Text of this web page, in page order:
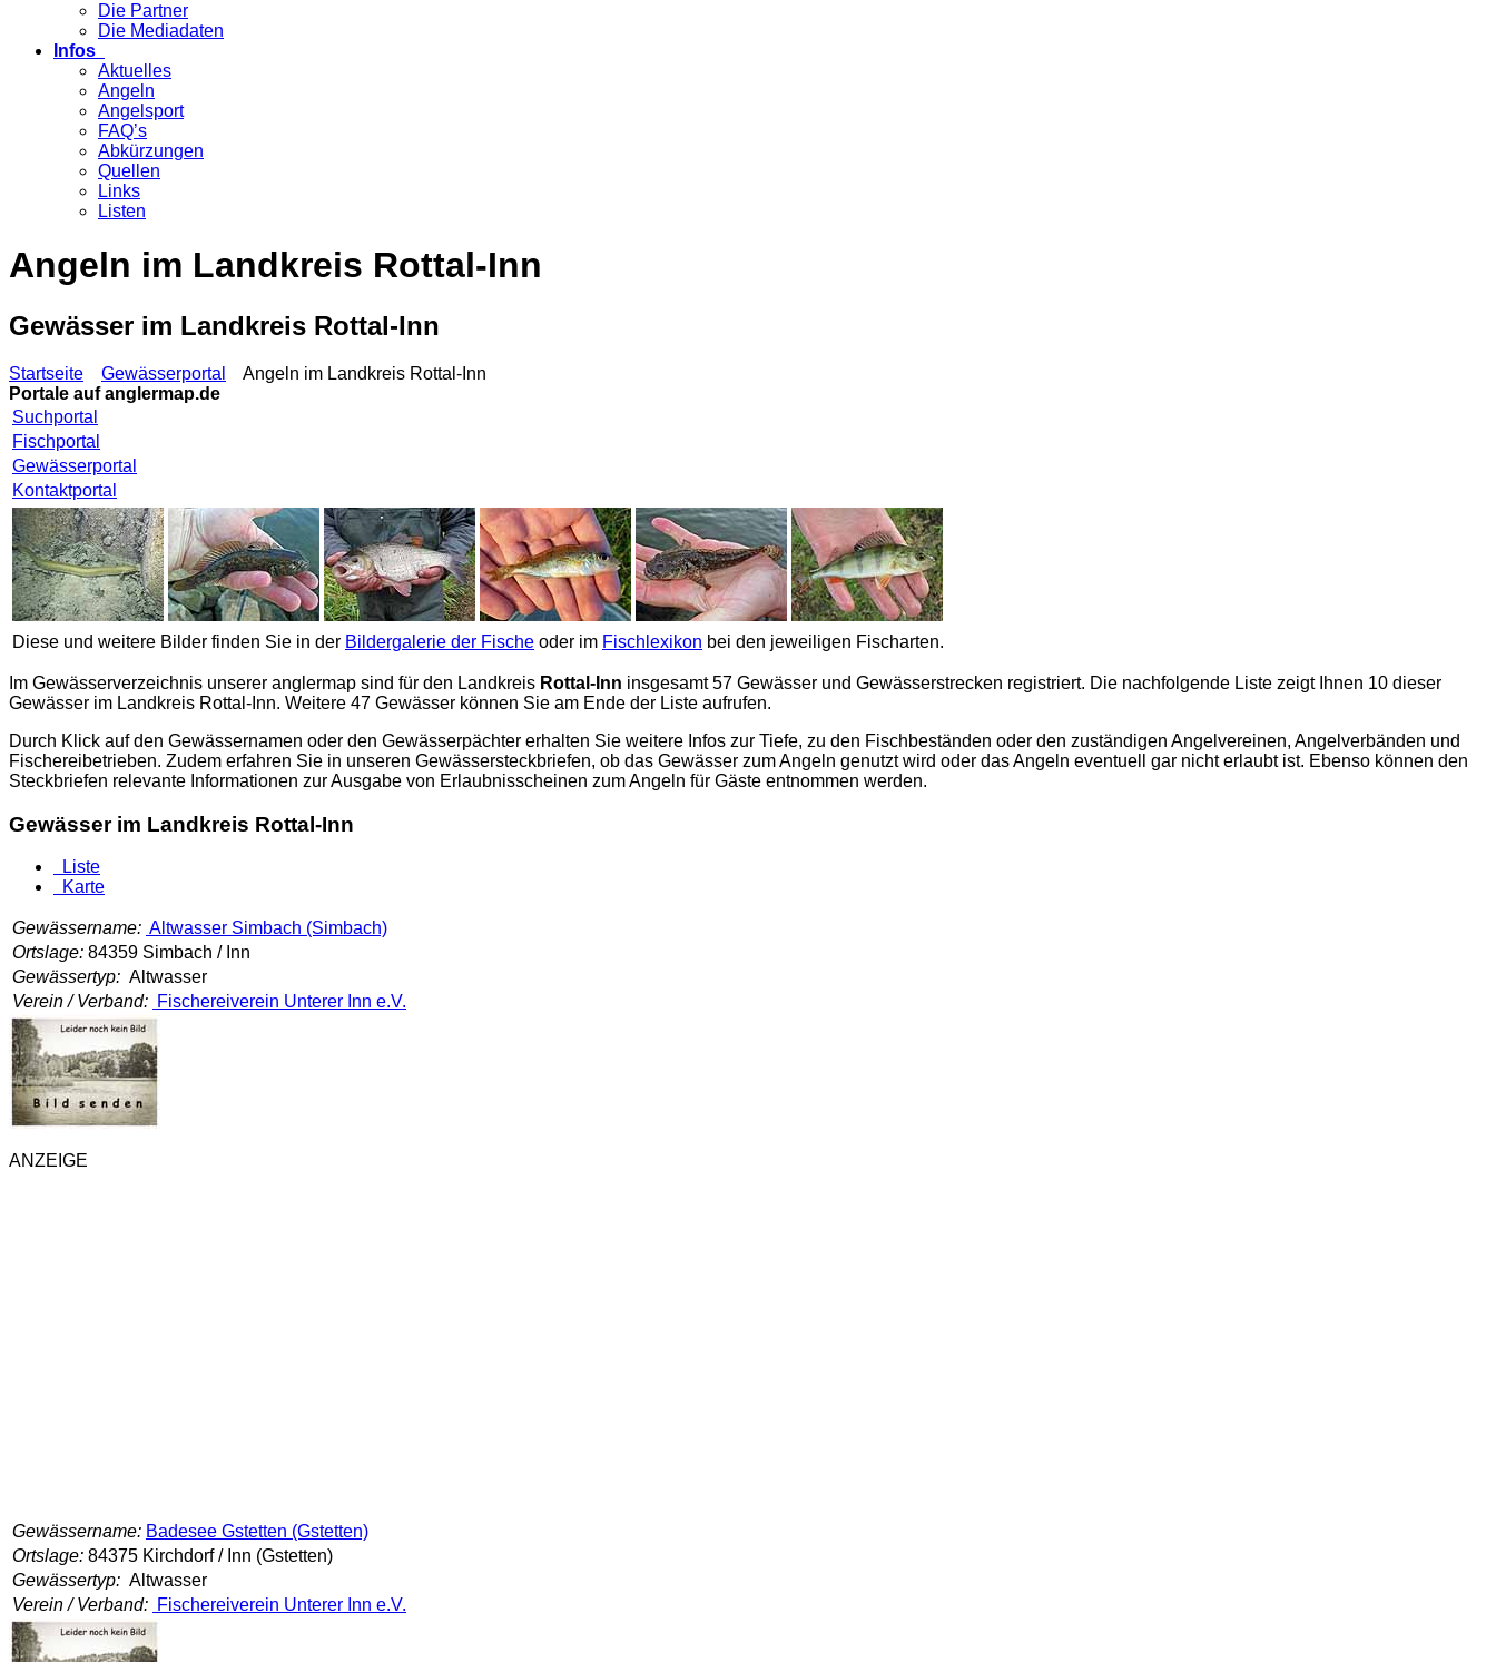
Die Partner
Die Mediadaten
Infos
Aktuelles
Angeln
Angelsport
FAQ’s
Abkürzungen
Quellen
Links
Listen
Angeln im Landkreis Rottal-Inn
Gewässer im Landkreis Rottal-Inn
Startseite Gewässerportal
Angeln im Landkreis Rottal-Inn
Portale aufanglermap.de
Suchportal
Fischportal
Gewässerportal
Kontaktportal
Diese und weitere Bilder finden Sie in der Bildergalerie der Fische oder im Fischlexikon bei den jeweiligen Fischarten.
Im Gewässerverzeichnis unserer anglermap sind für den Landkreis Rottal-Inn insgesamt 57 Gewässer und Gewässerstrecken registriert. Die nachfolgende Liste zeigt Ihnen 10 dieser
Gewässer im Landkreis Rottal-Inn. Weitere 47 Gewässer können Sie am Ende der Liste aufrufen.
Durch Klick auf den Gewässernamen oder den Gewässerpächter erhalten Sie weitere Infos zur Tiefe, zu den Fischbeständen oder den zuständigen Angelvereinen, Angelverbänden und
Fischereibetrieben. Zudem erfahren Sie in unseren Gewässersteckbriefen, ob das Gewässer zum Angeln genutzt wird oder das Angeln eventuell gar nicht erlaubt ist. Ebenso können den
Steckbriefen relevante Informationen zur Ausgabe von Erlaubnisscheinen zum Angeln für Gäste entnommen werden.
Gewässer im Landkreis Rottal-Inn
Liste
Karte
Gewässername: Altwasser Simbach (Simbach)
Ortslage: 84359 Simbach / Inn
Gewässertyp: Altwasser
Verein / Verband: Fischereiverein Unterer Inn e.V.
ANZEIGE
Gewässername: Badesee Gstetten (Gstetten)
Ortslage: 84375 Kirchdorf / Inn (Gstetten)
Gewässertyp: Altwasser
Verein / Verband: Fischereiverein Unterer Inn e.V.